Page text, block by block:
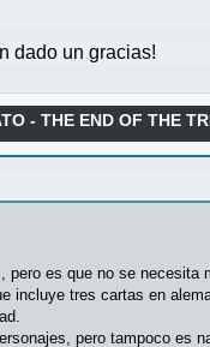
dado un gracias!
- THE END OF THE
es que no se
tres cartas en
pero tampoco es